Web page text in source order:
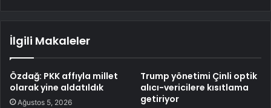
İlgili Makaleler
Özdağ: PKK affıyla millet
olarak yine aldatıldık
Ağustos 5, 2026
Trump yönetimi Çinli optik
alıcı-vericilere kısıtlama
getiriyor